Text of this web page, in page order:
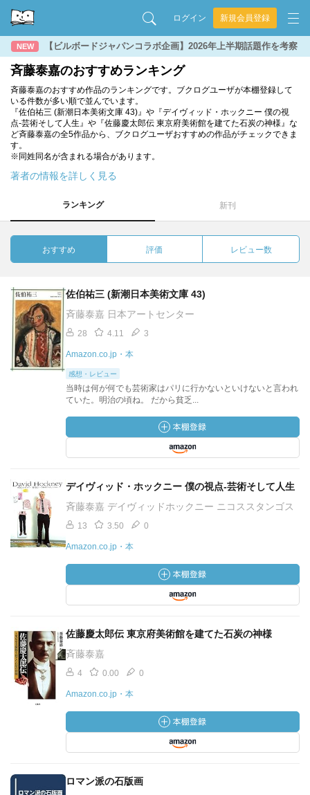
ログイン 新規会員登録
NEW 【ビルボードジャパンコラボ企画】2026年上半期話題作を考察
斉藤泰嘉のおすすめランキング
斉藤泰嘉のおすすめ作品のランキングです。ブクログユーザが本棚登録して
いる件数が多い順で並んでいます。
『佐伯祐三 (新潮日本美術文庫 43)』や『デイヴィッド・ホックニー 僕の視
点-芸術そして人生』や『佐藤慶太郎伝 東京府美術館を建てた石炭の神様』な
ど斉藤泰嘉の全5作品から、ブクログユーザおすすめの作品がチェックできま
す。
※同姓同名が含まれる場合があります。
著者の情報を詳しく見る
ランキング 新刊
おすすめ 評価 レビュー数
佐伯祐三 (新潮日本美術文庫 43)
斉藤泰嘉 日本アートセンター
28 4.11 3
Amazon.co.jp・本
感想・レビュー
当時は何が何でも芸術家はパリに行かないといけないと言われ
ていた。明治の頃ね。 だから貧乏...
デイヴィッド・ホックニー 僕の視点-芸術そして人生
斉藤泰嘉 デイヴィッドホックニー ニコススタンゴス
13 3.50 0
Amazon.co.jp・本
佐藤慶太郎伝 東京府美術館を建てた石炭の神様
斉藤泰嘉
4 0.00 0
Amazon.co.jp・本
ロマン派の石版画